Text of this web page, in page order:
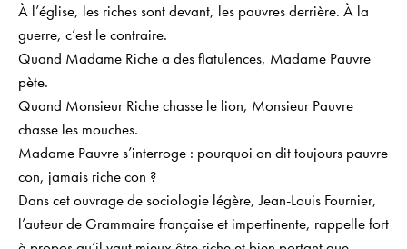
À l’église, les riches sont devant, les pauvres derrière. À la
guerre, c’est le contraire.
Quand Madame Riche a des flatulences, Madame Pauvre
pète.
Quand Monsieur Riche chasse le lion, Monsieur Pauvre
chasse les mouches.
Madame Pauvre s’interroge : pourquoi on dit toujours pauvre
con, jamais riche con ?
Dans cet ouvrage de sociologie légère, Jean-Louis Fournier,
l’auteur deGrammaire française et impertinente, rappelle fort